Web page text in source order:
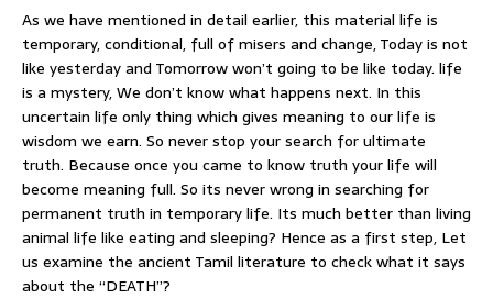
As we have mentioned in detail earlier, this material life is
temporary, conditional, full of misers and change, Today is not
like yesterday and Tomorrow won’t going to be like today. life
is a mystery, We don’t know what happens next. In this
uncertain life only thing which gives meaning to our life is
wisdom we earn. So never stop your search for ultimate
truth. Because once you came to know truth your life will
become meaning full. So its never wrong in searching for
permanent truth in temporary life. Its much better than living
animal life like eating and sleeping? Hence as a first step, Let
us examine the ancient Tamil literature to check what it says
about the “DEATH”?